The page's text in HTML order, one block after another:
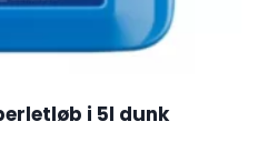
i 5l dunk